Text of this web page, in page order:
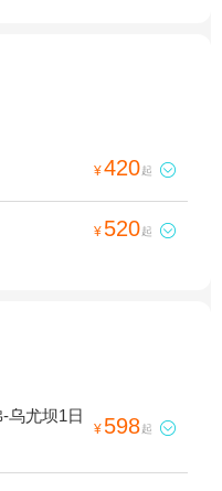
¥420起 
¥ 520起 
乌尤坝1日
¥ 598起 